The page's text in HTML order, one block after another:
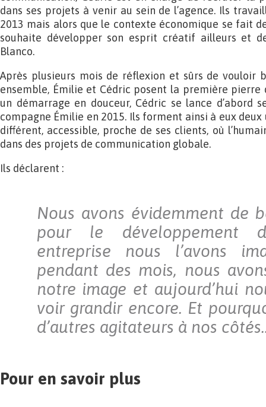
dans ses projets à venir au sein de l’agence. Ils
2013 mais alors que le contexte économique se fait
souhaite développer son esprit créatif ailleurs et
Blanco.
Après plusieurs mois de réflexion et sûrs de vouloir
ensemble, Émilie et Cédric posent la première pierre
un démarrage en douceur, Cédric se lance
compagne Émilie en 2015. Ils forment ainsi à eux
différent, accessible, proche de ses clients, où
dans des projets de communication globale.
Ils déclarent :
Nous avons évidemment de
pour le développement
entreprise nous l’avons
pendant des mois, nous
notre image et aujourd’hui
voir grandir encore. Et
d’autres agitateurs à nos
Pour en savoir plus